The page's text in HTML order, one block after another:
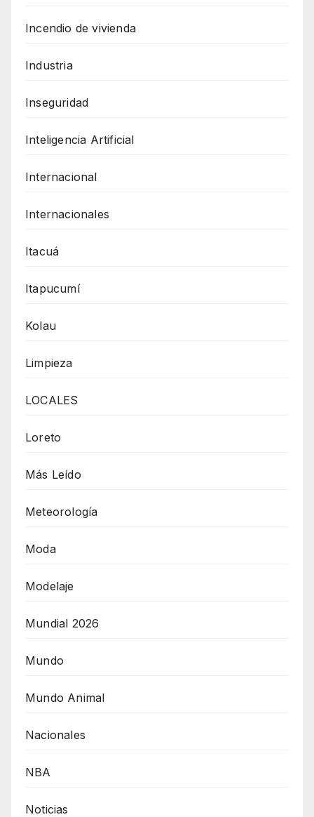
Incendio de vivienda
Industria
Inseguridad
Inteligencia Artificial
Internacional
Internacionales
Itacuá
Itapucumí
Kolau
Limpieza
LOCALES
Loreto
Más Leído
Meteorología
Moda
Modelaje
Mundial 2026
Mundo
Mundo Animal
Nacionales
NBA
Noticias